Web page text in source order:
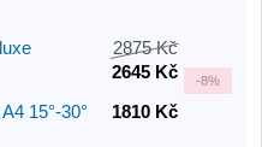
2875 Kč
2645 Kč
-8%
15°-30°
1810 Kč